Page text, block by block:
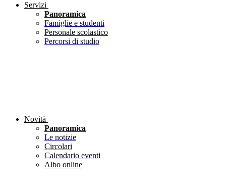
Servizi
Panoramica
Famiglie e studenti
Personale scolastico
Percorsi di studio
Novità
Panoramica
Le notizie
Circolari
Calendario eventi
Albo online